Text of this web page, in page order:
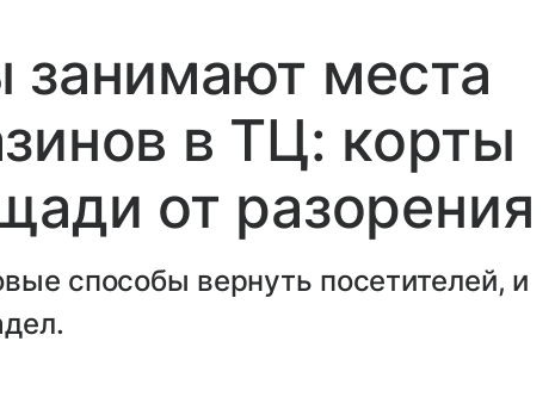
занимают места
в ТЦ: корты
от разорения
способы вернуть посетителей, и